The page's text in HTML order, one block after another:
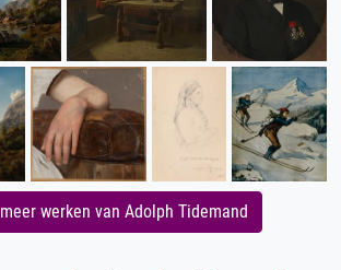
werken van Adolph Tidemand